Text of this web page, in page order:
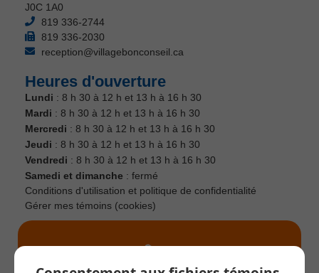
J0C 1A0
819 336-2744
819 336-2030
reception@villagebonconseil.ca
Heures d'ouverture
Lundi : 8 h 30 à 12 h et 13 h à 16 h 30
Mardi : 8 h 30 à 12 h et 13 h à 16 h 30
Mercredi : 8 h 30 à 12 h et 13 h à 16 h 30
Jeudi : 8 h 30 à 12 h et 13 h à 16 h 30
Vendredi : 8 h 30 à 12 h et 13 h à 16 h 30
Samedi et dimanche : fermé
Conditions d'utilisation et politique de confidentialité
Gérer mes témoins (cookies)